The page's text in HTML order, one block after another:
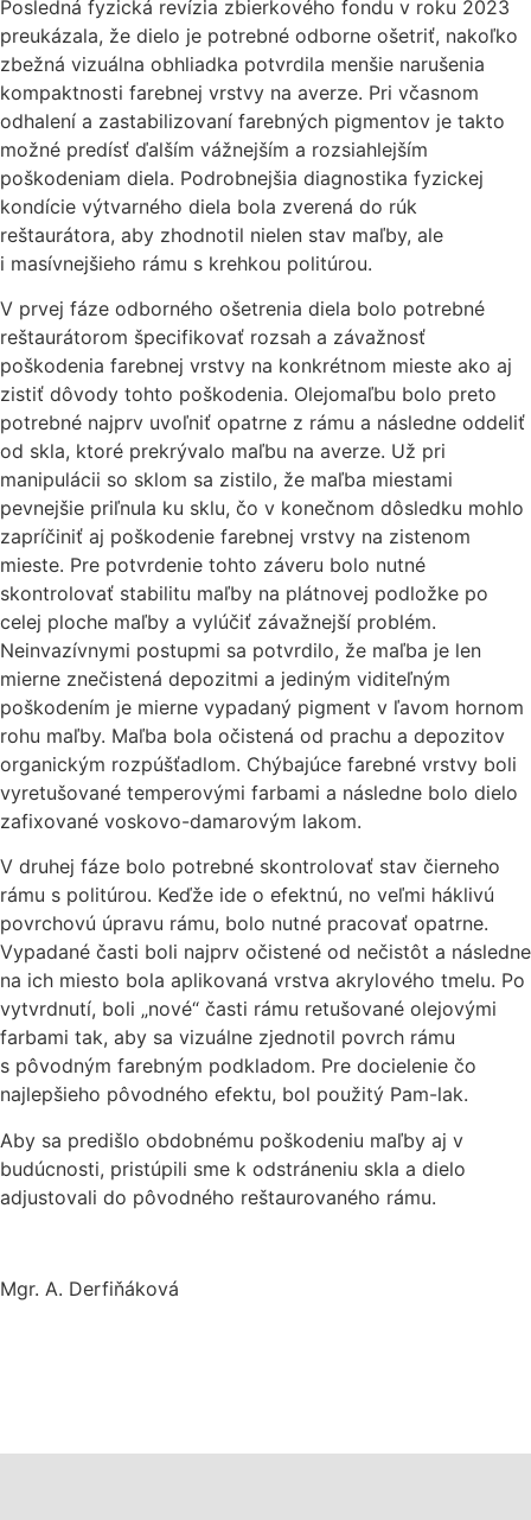
Posledná fyzická revízia zbierkového fondu v roku 2023
preukázala, že dielo je potrebné odborne ošetriť, nakoľko
zbežná vizuálna obhliadka potvrdila menšie narušenia
kompaktnosti farebnej vrstvy na averze. Pri včasnom
odhalení a zastabilizovaní farebných pigmentov je takto
možné predísť ďalším vážnejším a rozsiahlejším
poškodeniam diela. Podrobnejšia diagnostika fyzickej
kondície výtvarného diela bola zverená do rúk
reštaurátora, aby zhodnotil nielen stav maľby, ale
i masívnejšieho rámu s krehkou politúrou.
V prvej fáze odborného ošetrenia diela bolo potrebné
reštaurátorom špecifikovať rozsah a závažnosť
poškodenia farebnej vrstvy na konkrétnom mieste ako aj
zistiť dôvody tohto poškodenia. Olejomaľbu bolo preto
potrebné najprv uvoľniť opatrne z rámu a následne oddeliť
od skla, ktoré prekrývalo maľbu na averze. Už pri
manipulácii so sklom sa zistilo, že maľba miestami
pevnejšie priľnula ku sklu, čo v konečnom dôsledku mohlo
zapríčiniť aj poškodenie farebnej vrstvy na zistenom
mieste. Pre potvrdenie tohto záveru bolo nutné
skontrolovať stabilitu maľby na plátnovej podložke po
celej ploche maľby a vylúčiť závažnejší problém.
Neinvazívnymi postupmi sa potvrdilo, že maľba je len
mierne znečistená depozitmi a jediným viditeľným
poškodením je mierne vypadaný pigment v ľavom hornom
rohu maľby. Maľba bola očistená od prachu a depozitov
organickým rozpúšťadlom. Chýbajúce farebné vrstvy boli
vyretušované temperovými farbami a následne bolo dielo
zafixované voskovo-damarovým lakom.
V druhej fáze bolo potrebné skontrolovať stav čierneho
rámu s politúrou. Keďže ide o efektnú, no veľmi háklivú
povrchovú úpravu rámu, bolo nutné pracovať opatrne.
Vypadané časti boli najprv očistené od nečistôt a následne
na ich miesto bola aplikovaná vrstva akrylového tmelu. Po
vytvrdnutí, boli „nové“ časti rámu retušované olejovými
farbami tak, aby sa vizuálne zjednotil povrch rámu
s pôvodným farebným podkladom. Pre docielenie čo
najlepšieho pôvodného efektu, bol použitý Pam-lak.
Aby sa predišlo obdobnému poškodeniu maľby aj v
budúcnosti, pristúpili sme k odstráneniu skla a dielo
adjustovali do pôvodného reštaurovaného rámu.
Mgr. A. Derfiňáková